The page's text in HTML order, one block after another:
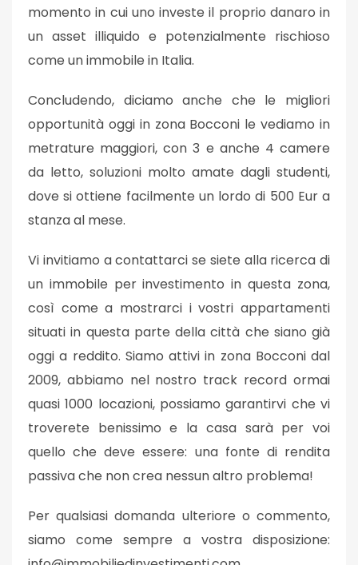
momento in cui uno investe il proprio danaro in
un asset illiquido e potenzialmente rischioso
come un immobile in Italia.
Concludendo, diciamo anche che le migliori
opportunità oggi in zona Bocconi le vediamo in
metrature maggiori, con 3 e anche 4 camere
da letto, soluzioni molto amate dagli studenti,
dove si ottiene facilmente un lordo di 500 Eur a
stanza al mese.
Vi invitiamo a contattarci se siete alla ricerca di
un immobile per investimento in questa zona,
così come a mostrarci i vostri appartamenti
situati in questa parte della città che siano già
oggi a reddito. Siamo attivi in zona Bocconi dal
2009, abbiamo nel nostro track record ormai
quasi 1000 locazioni, possiamo garantirvi che vi
troverete benissimo e la casa sarà per voi
quello che deve essere: una fonte di rendita
passiva che non crea nessun altro problema!
Per qualsiasi domanda ulteriore o commento,
siamo come sempre a vostra disposizione: